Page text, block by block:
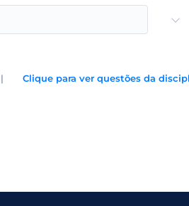
| Clique para ver questões da